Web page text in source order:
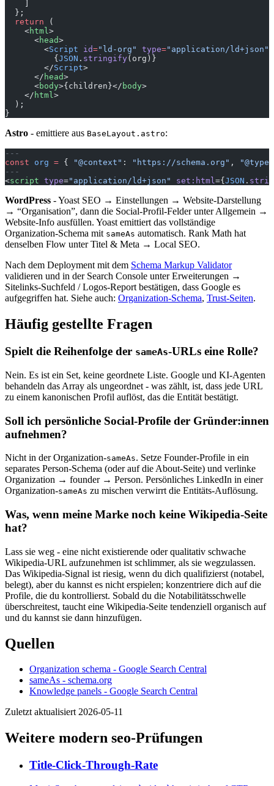
  };
  return
(
    <
html>
      <
head>
        <
Script id="ld-org" type="application/ld+json"
          {
JSON . stringify(org)}
        </
Script>
      </
head>
      <
body>{children}</ body>
    </
html>
  );
}
Astro - emittiere aus BaseLayout.astro:
---
const org = { "@context" : "https://schema.org" ,
"@type"
---
<script type="application/ld+json" set:html={ JSON .
WordPress - Yoast SEO → Einstellungen → Website-Darstellung
→ “Organisation”, dann die Social-Profil-Felder unter Allgemein →
Website-Info ausfüllen. Yoast emittiert das vollständige
Organization-Schema mit sameAs automatisch. Rank Math hat
denselben Flow unter Titel & Meta → Local SEO.
Nach dem Deployment mit dem Schema Markup Validator
validieren und in der Search Console unter Erweiterungen →
Sitelinks-Suchfeld / Logos-Report bestätigen, dass Google es
aufgegriffen hat. Siehe auch: Organization-Schema, Trust-Seiten.
Häufig gestellte Fragen
Spielt die Reihenfolge der sameAs-URLs eine Rolle?
Nein. Es ist ein Set, keine geordnete Liste. Google und KI-Agenten
behandeln das Array als ungeordnet - was zählt, ist, dass jede URL
zu einem kanonischen Profil auflöst, das die Entität bestätigt.
Soll ich persönliche Social-Profile der Gründer:innen
aufnehmen?
Nicht in der Organization-sameAs. Setze Founder-Profile in ein
separates Person-Schema (oder auf die About-Seite) und verlinke
Organization → founder → Person. Persönliches LinkedIn in einer
Organization-sameAs zu mischen verwirrt die Entitäts-Auflösung.
Was, wenn meine Marke noch keine Wikipedia-Seite
hat?
Lass sie weg - eine nicht existierende oder qualitativ schwache
Wikipedia-URL aufzunehmen ist schlimmer, als sie wegzulassen.
Das Wikipedia-Signal ist riesig, wenn du dich qualifizierst (notabel,
belegt), aber du kannst es nicht erspielen; konzentriere dich auf die
Profile, die du kontrollierst. Sobald du die Notabilitätsschwelle
überschreitest, taucht eine Wikipedia-Seite tendenziell organisch auf
und du kannst sie dann hinzufügen.
Quellen
Organization schema - Google Search Central
sameAs - schema.org
Knowledge panels - Google Search Central
Zuletzt aktualisiert 2026-05-11
Weitere modern seo-Prüfungen
Title-Click-Through-Rate